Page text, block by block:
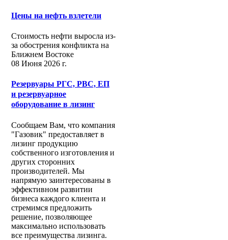
Цены на нефть взлетели
Стоимость нефти выросла из-
за обострения конфликта на
Ближнем Востоке
08 Июня 2026 г.
Резервуары РГС, РВС, ЕП
и резервуарное
оборудование в лизинг
Сообщаем Вам, что компания
"Газовик" предоставляет в
лизинг продукцию
собственного изготовления и
других сторонних
производителей. Мы
напрямую заинтересованы в
эффективном развитии
бизнеса каждого клиента и
стремимся предложить
решение, позволяющее
максимально использовать
все преимущества лизинга.